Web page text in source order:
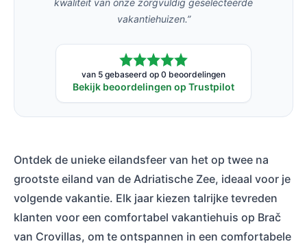
kwaliteit van onze zorgvuldig geselecteerde
vakantiehuizen.”
van 5 gebaseerd op 0 beoordelingen
Bekijk beoordelingen op Trustpilot
Ontdek de unieke eilandsfeer van het op twee na
grootste eiland van de Adriatische Zee, ideaal voor je
volgende vakantie. Elk jaar kiezen talrijke tevreden
klanten voor een comfortabel vakantiehuis op Brač
van Crovillas, om te ontspannen in een comfortabele